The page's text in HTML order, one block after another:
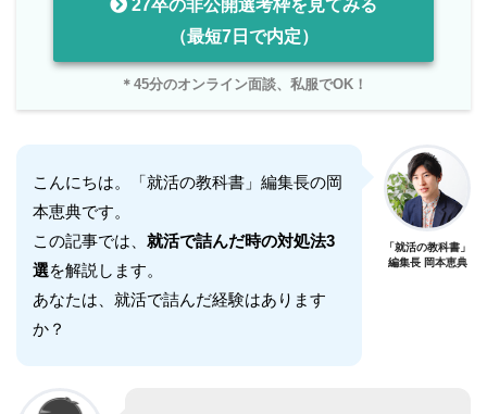
27卒の非公開選考枠を見てみる
（最短7日で内定）
＊45分のオンライン面談、私服でOK！
こんにちは。「就活の教科書」編集長の岡
本恵典です。
この記事では、 就活で詰んだ時の対処法3
選を解説します。
あなたは、就活で詰んだ経験はあります
か？
「就活の教科書」
編集長 岡本恵典